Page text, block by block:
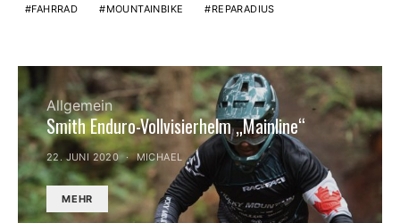
FAHRRAD MOUNTAINBIKE REPARADIUS
Allgemein
Smith Enduro-Vollvisierhelm „Mainline“
22. JUNI 2020 MICHAEL
MEHR